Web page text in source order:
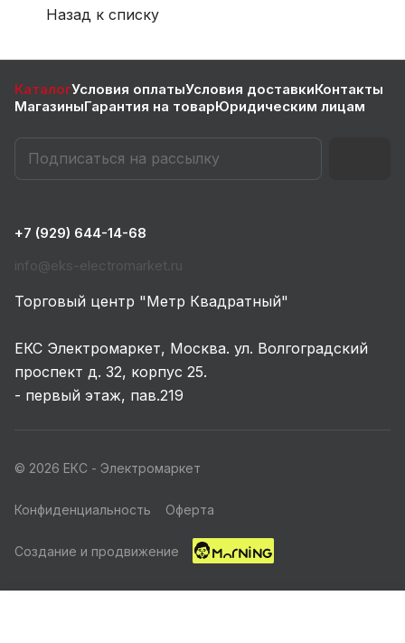
Назад к списку
КаталогУсловия оплатыУсловия доставкиКонтакты
МагазиныГарантия на товарЮридическим лицам
+7 (929) 644-14-68
info@eks-electromarket.ru
Торговый центр "Метр Квадратный"
ЕКС Электромаркет, Москва. ул. Волгоградский
проспект д. 32, корпус 25.
- первый этаж, пав.219
© 2026 ЕКС - Электромаркет
Конфиденциальность Оферта
Создание и продвижение